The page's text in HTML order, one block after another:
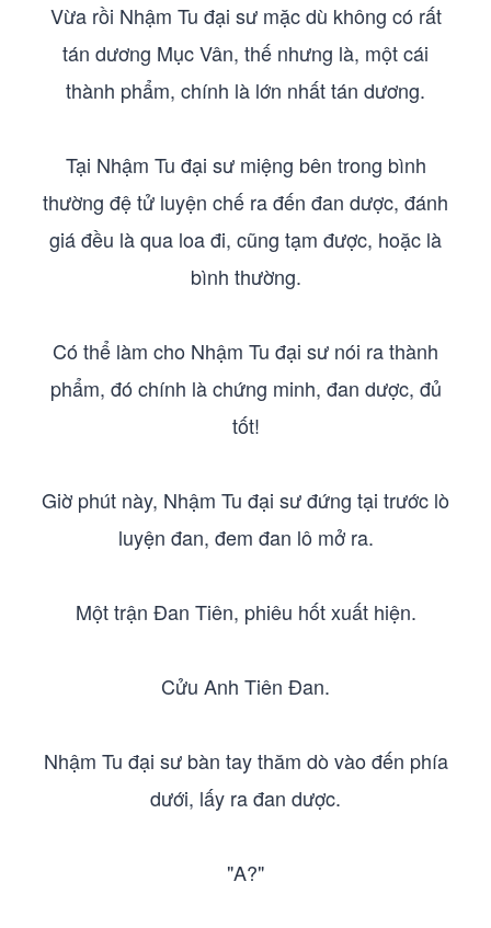
Vừa rồi Nhậm Tu đại sư mặc dù không có rất
tán dương Mục Vân, thế nhưng là, một cái
thành phẩm, chính là lớn nhất tán dương.
Tại Nhậm Tu đại sư miệng bên trong bình
thường đệ tử luyện chế ra đến đan dược, đánh
giá đều là qua loa đi, cũng tạm được, hoặc là
bình thường.
Có thể làm cho Nhậm Tu đại sư nói ra thành
phẩm, đó chính là chứng minh, đan dược, đủ
tốt!
Giờ phút này, Nhậm Tu đại sư đứng tại trước lò
luyện đan, đem đan lô mở ra.
Một trận Đan Tiên, phiêu hốt xuất hiện.
Cửu Anh Tiên Đan.
Nhậm Tu đại sư bàn tay thăm dò vào đến phía
dưới, lấy ra đan dược.
"A?"